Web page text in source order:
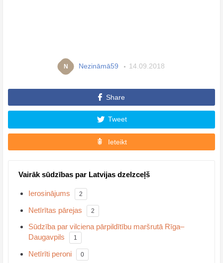
N Nezināmā59 14.09.2018
Share
Tweet
Ieteikt
Vairāk sūdzības par Latvijas dzelzceļš
Ierosinājums 2
Netīrītas pārejas 2
Sūdzība par vilciena pārpildītību maršrutā Rīga–
Daugavpils
1
Netīrīti peroni 0